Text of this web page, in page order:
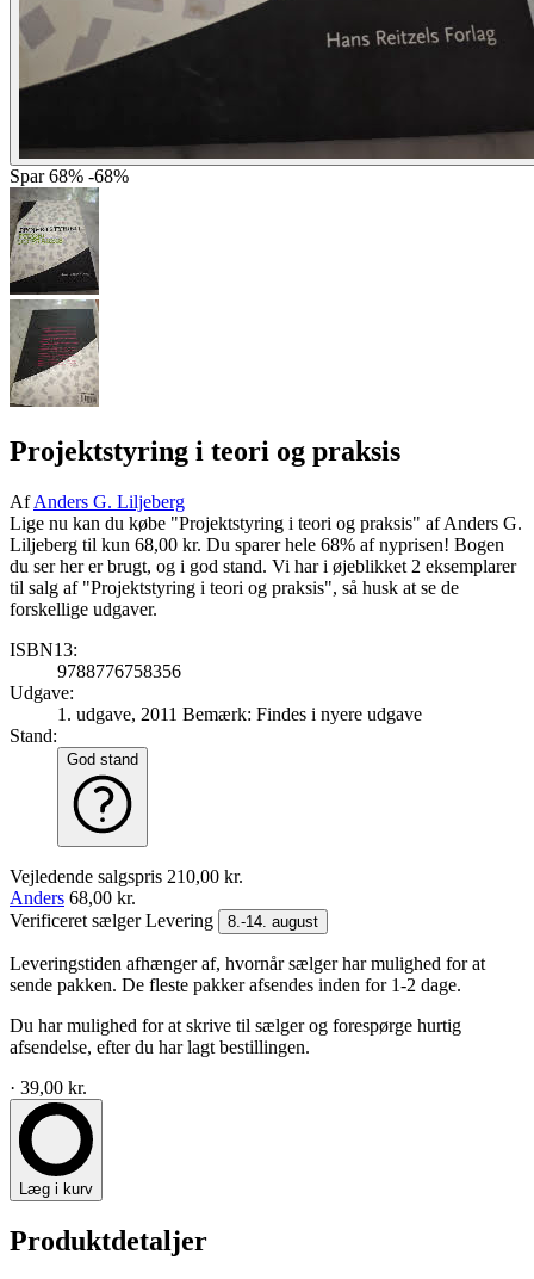
Spar 68% -68%
Projektstyring i teori og praksis
AfAnders G. Liljeberg
Lige nu kan du købe "Projektstyring i teori og praksis" af Anders G.
Liljeberg til kun 68,00 kr. Du sparer hele 68% af nyprisen! Bogen
du ser her er brugt, og i god stand. Vi har i øjeblikket 2 eksemplarer
til salg af "Projektstyring i teori og praksis", så husk at se de
forskellige udgaver.
ISBN13:
9788776758356
Udgave:
1. udgave, 2011 Bemærk: Findes i nyere udgave
Stand:
God stand
Vejledende salgspris 210,00 kr.
Anders 68,00 kr.
Verificeret sælgerLevering 8.-14. august
Leveringstiden afhænger af, hvornår sælger har mulighed for at
sende pakken. De fleste pakker afsendes inden for 1-2 dage.
Du har mulighed for at skrive til sælger og forespørge hurtig
afsendelse, efter du har lagt bestillingen.
· 39,00 kr.
Læg i kurv
Produktdetaljer